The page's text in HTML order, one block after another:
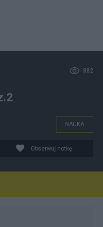
882
NAUKA
Obserwuj notkę